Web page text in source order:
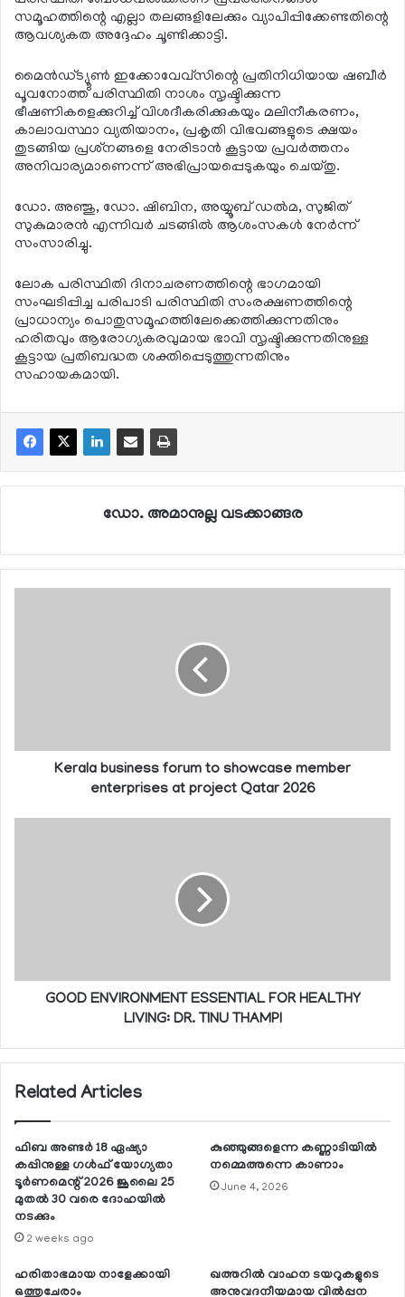
സമൂഹത്തിന്റെ എല്ലാ തലങ്ങളിലേക്കും വ്യാപിപ്പിക്കേണ്ടതിന്റെ
ആവശ്യകത അദ്ദേഹം ചൂണ്ടിക്കാട്ടി.
മൈന്‍ഡ്ട്യൂണ്‍ ഇക്കോവേവ്‌സിന്റെ പ്രതിനിധിയായ ഷബീര്‍
പൂവനോത്ത് പരിസ്ഥിതി നാശം സൃഷ്ടിക്കുന്ന
ഭീഷണികളെക്കുറിച്ച് വിശദീകരിക്കുകയും മലിനീകരണം,
കാലാവസ്ഥാ വ്യതിയാനം, പ്രകൃതി വിഭവങ്ങളുടെ ക്ഷയം
തുടങ്ങിയ പ്രശ്‌നങ്ങളെ നേരിടാന്‍ കൂട്ടായ പ്രവര്‍ത്തനം
അനിവാര്യമാണെന്ന് അഭിപ്രായപ്പെടുകയും ചെയ്തു.
ഡോ. അഞ്ജു, ഡോ. ഷിബിന, അയ്യൂബ് ഡല്‍മ, സുജിത്
സുകുമാരന്‍ എന്നിവര്‍ ചടങ്ങില്‍ ആശംസകള്‍ നേര്‍ന്ന്
സംസാരിച്ചു.
ലോക പരിസ്ഥിതി ദിനാചരണത്തിന്റെ ഭാഗമായി
സംഘടിപ്പിച്ച പരിപാടി പരിസ്ഥിതി സംരക്ഷണത്തിന്റെ
പ്രാധാന്യം പൊതുസമൂഹത്തിലേക്കെത്തിക്കുന്നതിനും
ഹരിതവും ആരോഗ്യകരവുമായ ഭാവി സൃഷ്ടിക്കുന്നതിനുള്ള
കൂട്ടായ പ്രതിബദ്ധത ശക്തിപ്പെടുത്തുന്നതിനും
സഹായകമായി.
ഡോ. അമാനുല്ല വടക്കാങ്ങര
Kerala business forum to showcase member
enterprises at project Qatar 2026
GOOD ENVIRONMENT ESSENTIAL FOR HEALTHY
LIVING: DR. TINU THAMPI
Related Articles
ഫിബ അണ്ടര്‍ 18 ഏഷ്യാ
കപ്പിനുള്ള ഗള്‍ഫ് യോഗ്യതാ
ടൂര്‍ണമെന്റ് 2026 ജൂലൈ 25
മുതല്‍ 30 വരെ ദോഹയില്‍
നടക്കും
2 weeks ago
കുഞ്ഞുങ്ങളെന്ന കണ്ണാടിയില്‍
നമ്മെത്തന്നെ കാണാം
June 4, 2026
ഹരിതാഭമായ നാളേക്കായി
ഒത്തുചേരാം
ഖത്തറില്‍ വാഹന ടയറുകളുടെ
അനുവദനീയമായ വില്‍പ്പന